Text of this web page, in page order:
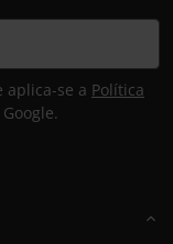
aplica-se a Política